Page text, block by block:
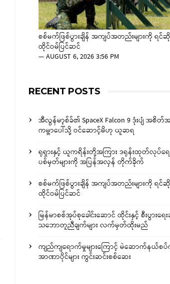
စစ်မက်ဖြစ်ပွားချိန် အကျပ်အတည်းများကို ရင်
ထိုင်ဝမ်ပြင်ဆင်
—AUGUST 6, 2026 3:56 PM
RECENT POSTS
အီလွန်မာ့စ်ခ်၏ SpaceX Falcon 9 ဒုံးပျံ အစိတ်
ကမ္ဘာပေါ်သို့ ဝင်ဆောင့်မိဟု ယူဆရ
ရုရှားနှင့် ယူကရိန်းတို့အကြား ဒရုန်းထုတ်လုပ်ရ
ပစ်မှတ်များကို အပြန်အလှန် တိုက်ခိုက်
စစ်မက်ဖြစ်ပွားချိန် အကျပ်အတည်းများကို ရင်
ထိုင်ဝမ်ပြင်ဆင်
မြန်မာစစ်အုပ်စုခေါင်းဆောင် ထိုင်းနှင့် စီးပွားရေ
သဘောတူညီချက်များ လက်မှတ်ထိုးမည်
ကျည်ကျရောက်မှုများကြောင့် မဲဆောက်နယ်စ
အာဏာပိုင်များ ကွင်းဆင်းစစ်ဆေး